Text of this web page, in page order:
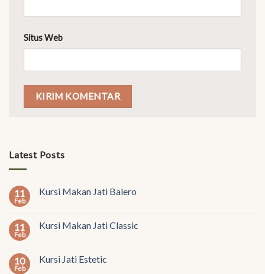
Situs Web
Latest Posts
11
Feb
Kursi Makan Jati Balero
11
Feb
Kursi Makan Jati Classic
10
Feb
Kursi Jati Estetic